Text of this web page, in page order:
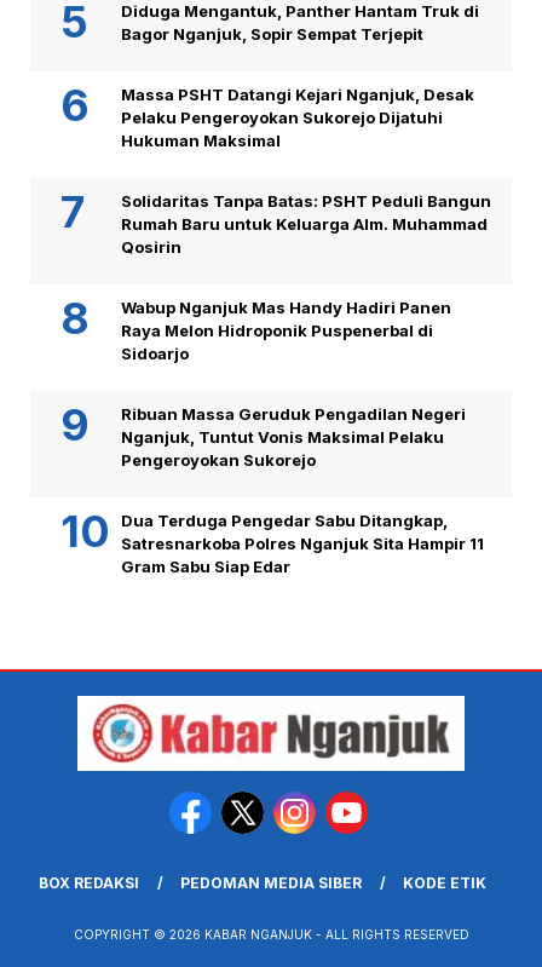
Diduga Mengantuk, Panther Hantam Truk di
Bagor Nganjuk, Sopir Sempat Terjepit
Massa PSHT Datangi Kejari Nganjuk, Desak
Pelaku Pengeroyokan Sukorejo Dijatuhi
Hukuman Maksimal
Solidaritas Tanpa Batas: PSHT Peduli Bangun
Rumah Baru untuk Keluarga Alm. Muhammad
Qosirin
Wabup Nganjuk Mas Handy Hadiri Panen
Raya Melon Hidroponik Puspenerbal di
Sidoarjo
Ribuan Massa Geruduk Pengadilan Negeri
Nganjuk, Tuntut Vonis Maksimal Pelaku
Pengeroyokan Sukorejo
Dua Terduga Pengedar Sabu Ditangkap,
Satresnarkoba Polres Nganjuk Sita Hampir 11
Gram Sabu Siap Edar
BOX REDAKSI PEDOMAN MEDIA SIBER KODE ETIK
COPYRIGHT © 2026 KABAR NGANJUK - ALL RIGHTS RESERVED